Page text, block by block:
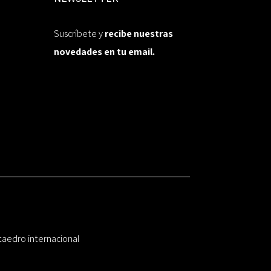
Suscríbete yrecibe nuestras
novedades en tu email.
internacional